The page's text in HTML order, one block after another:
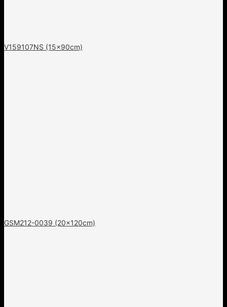
V159107NS (15x90cm)
GSM212-0039 (20x120cm)